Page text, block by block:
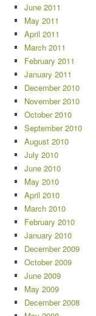
June 2011
May 2011
April 2011
March 2011
February 2011
January 2011
December 2010
November 2010
October 2010
September 2010
August 2010
July 2010
June 2010
May 2010
April 2010
March 2010
February 2010
January 2010
December 2009
October 2009
June 2009
May 2009
December 2008